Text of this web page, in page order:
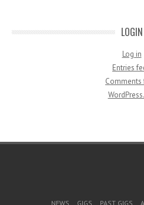
LOGIN
Log in
Entries
Comments
NEWS GIGS PAST GIGS